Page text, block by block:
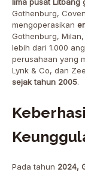
lima pusat Litbang
Gothenburg,
mengoperasikan
Gothenburg,
lebih dari 1.000
perusahaan yang
Lynk & Co, dan
sejak tahun 2005.
Pada tahun 2024,